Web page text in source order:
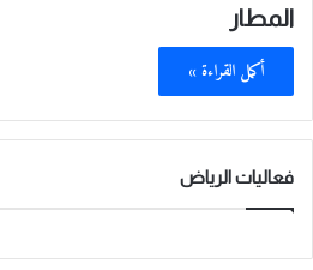
المطار
أكمل القراءة »
فعاليات الرياض